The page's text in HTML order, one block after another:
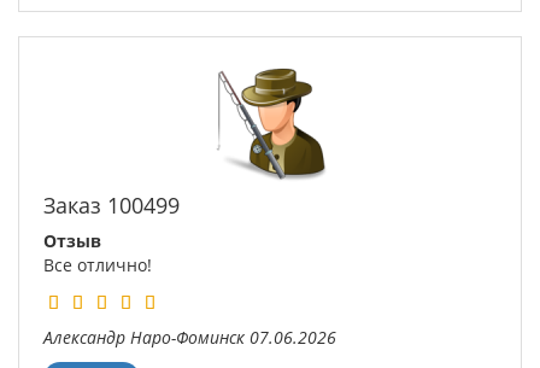
Заказ 100499
Отзыв
Все отлично!
Александр Наро-Фоминск 07.06.2026